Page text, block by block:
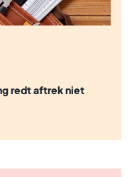
redt aftrek niet